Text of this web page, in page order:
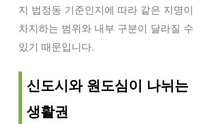
지 법정동 기준인지에 따라 같은 지명이
차지하는 범위와 내부 구분이 달라질 수
있기 때문입니다.
신도시와 원도심이 나뉘는
생활권